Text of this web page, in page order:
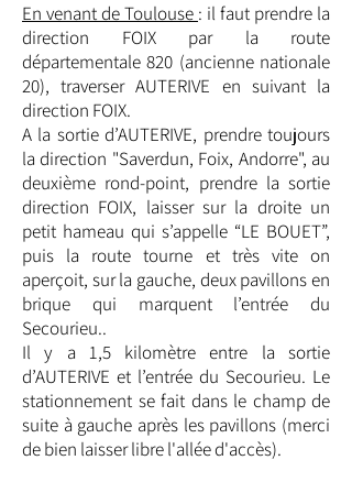
En venant de Toulouse : il faut prendre la
direction FOIX par la route
départementale 820 (ancienne nationale
20), traverser AUTERIVE en suivant la
direction FOIX.
A la sortie d’AUTERIVE, prendre toujours
la direction "Saverdun, Foix, Andorre", au
deuxième rond-point, prendre la sortie
direction FOIX, laisser sur la droite un
petit hameau qui s’appelle “LE BOUET”,
puis la route tourne et très vite on
aperçoit, sur la gauche, deux pavillons en
brique qui marquent l’entrée du
Secourieu..
Il y a 1,5 kilomètre entre la sortie
d’AUTERIVE et l’entrée du Secourieu. Le
stationnement se fait dans le champ de
suite à gauche après les pavillons (merci
de bien laisser libre l'allée d'accès).